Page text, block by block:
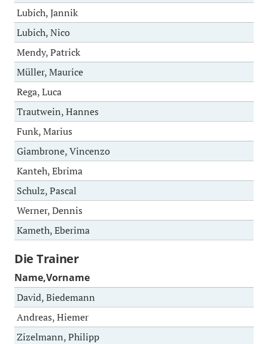
Lubich, Jannik
Lubich, Nico
Mendy, Patrick
Müller, Maurice
Rega, Luca
Trautwein, Hannes
Funk, Marius
Giambrone, Vincenzo
Kanteh, Ebrima
Schulz, Pascal
Werner, Dennis
Kameth, Eberima
Die Trainer
Name,Vorname
David, Biedemann
Andreas, Hiemer
Zizelmann, Philipp